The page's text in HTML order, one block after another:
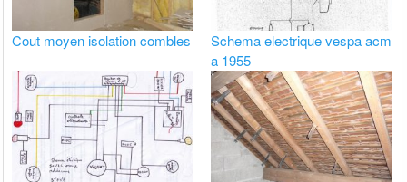
Cout moyen isolation combles
Schema electrique vespa acm
a 1955